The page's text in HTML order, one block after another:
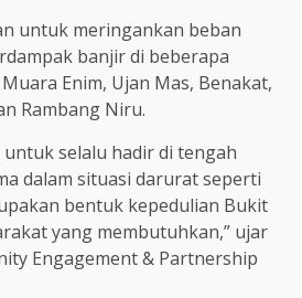
untuk meringankan beban
banjir di beberapa
Enim, Ujan Mas, Benakat,
Rambang Niru.
selalu hadir di tengah
dalam situasi darurat seperti
bentuk kepedulian Bukit
yang membutuhkan,” ujar
Engagement & Partnership